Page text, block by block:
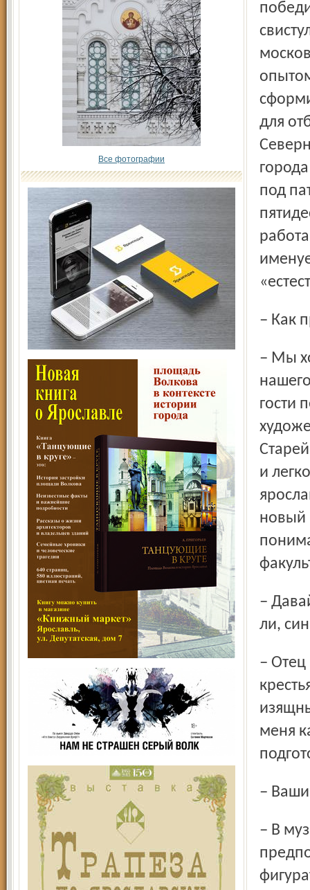
Все фотографии
для
под
–
– Мы хотели бы, чтобы оно стало одним из центров
гости
и
новый
– Давайте ненадолго отвлечемся от дел. Не расскажете
ли,
– Отец мой по профессии фармацевт. А вот предки были
меня
–
– В музыке вне конкуренции Пуччини. В живописи мои